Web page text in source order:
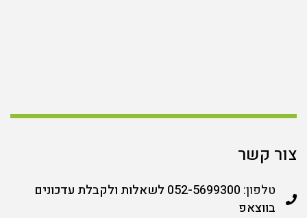
צור קשר
טלפון:
052-5699300 לשאלות ולקבלת עדכונים
בווצאפ